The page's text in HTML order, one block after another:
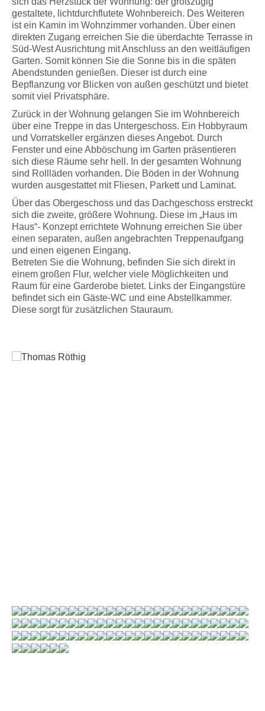
gestaltete, lichtdurchflutete Wohnbereich. Des Weiteren
ist ein Kamin im Wohnzimmer vorhanden. Über einen
direkten Zugang erreichen Sie die überdachte Terrasse in
Süd-West Ausrichtung mit Anschluss an den weitläufigen
Garten. Somit können Sie die Sonne bis in die späten
Abendstunden genießen. Dieser ist durch eine
Bepflanzung vor Blicken von außen geschützt und bietet
somit viel Privatsphäre.
Zurück in der Wohnung gelangen Sie im Wohnbereich
über eine Treppe in das Untergeschoss. Ein Hobbyraum
und Vorratskeller ergänzen dieses Angebot. Durch
Fenster und eine Abböschung im Garten präsentieren
sich diese Räume sehr hell. In der gesamten Wohnung
sind Rollläden vorhanden. Die Böden in der Wohnung
wurden ausgestattet mit Fliesen, Parkett und Laminat.
Über das Obergeschoss und das Dachgeschoss erstreckt
sich die zweite, größere Wohnung. Diese im „Haus im
Haus“- Konzept errichtete Wohnung erreichen Sie über
einen separaten, außen angebrachten Treppenaufgang
und einen eigenen Eingang.
Betreten Sie die Wohnung, befinden Sie sich direkt in
einem großen Flur, welcher viele Möglichkeiten und
Raum für eine Garderobe bietet. Links der Eingangstüre
befindet sich ein Gäste-WC und eine Abstellkammer.
Diese sorgt für zusätzlichen Stauraum.
Thomas Röthig
(Assessor (jur.))
Pienzenauerstr. 2
81679 München
+49 89 997297-0